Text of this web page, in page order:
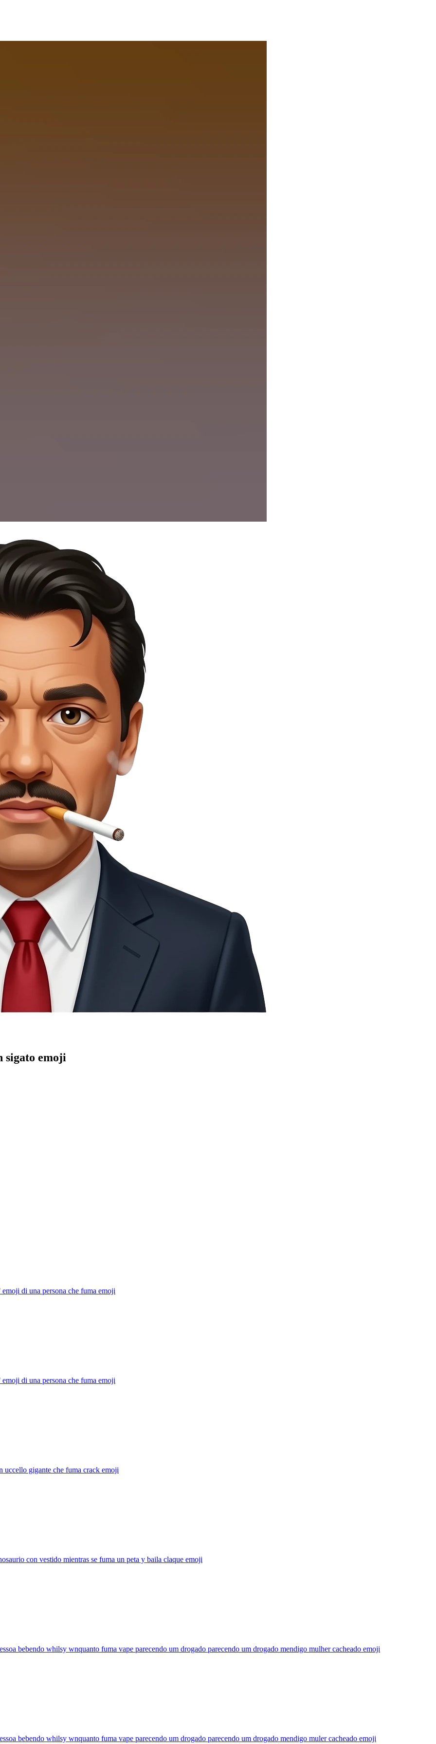
sigato emoji
emoji di una persona che fuma emoji
emoji di una persona che fuma emoji
uccello gigante che fuma crack emoji
con vestido mientras se fuma un peta y baila claque emoji
bebendo whilsy wnquanto fuma vape parecendo um drogado parecendo um drogado mendigo mulher cacheado emoji
bebendo whilsy wnquanto fuma vape parecendo um drogado parecendo um drogado mendigo muler cacheado emoji